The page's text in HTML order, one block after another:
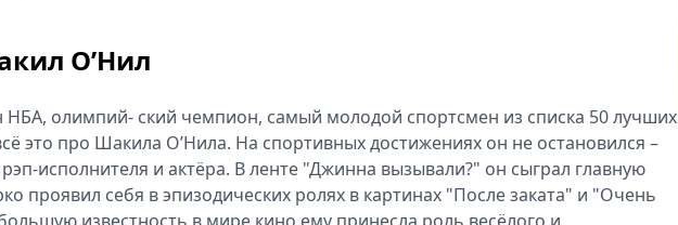
О’Нил
олимпий- ский чемпион, самый молодой спортсмен из списка 50 лучших
это про Шакила О’Нила. На спортивных достижениях он не остановился –
исполнителя и актёра. В ленте "Джинна вызывали?" он сыграл главную
проявил себя в эпизодических ролях в картинах "После заката" и "Очень